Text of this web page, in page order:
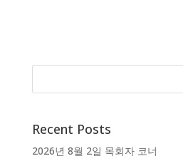
Recent Posts
2026년 8월 2일 목회자 코너